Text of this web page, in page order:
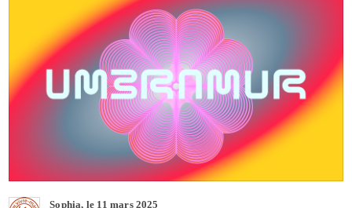
Sophia, le 11 mars 2025